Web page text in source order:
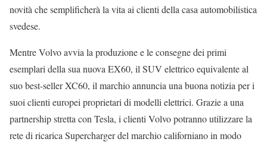
novità che semplificherà la vita ai clienti della casa automobilistica
svedese.
Mentre Volvo avvia la produzione e le consegne dei primi
esemplari della sua nuova EX60, il SUV elettrico equivalente al
suo best-seller XC60, il marchio annuncia una buona notizia per i
suoi clienti europei proprietari di modelli elettrici. Grazie a una
partnership stretta con Tesla, i clienti Volvo potranno utilizzare la
rete di ricarica Supercharger del marchio californiano in modo